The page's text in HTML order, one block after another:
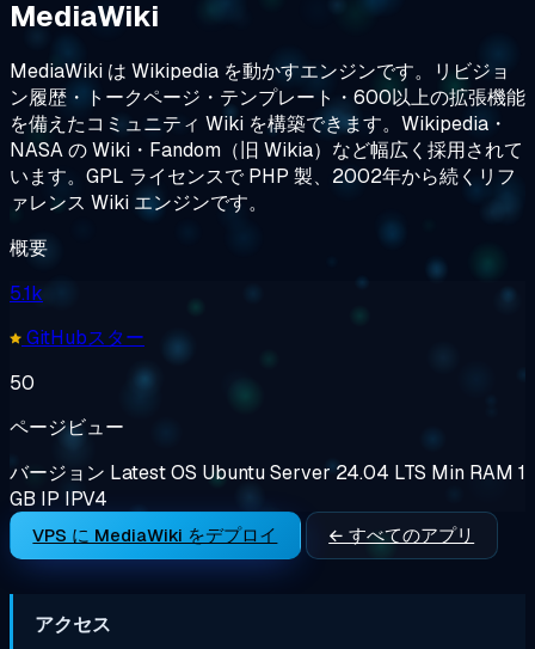
MediaWiki
MediaWiki は Wikipedia を動かすエンジンです。リビジョ
ン履歴・トークページ・テンプレート・600以上の拡張機能
を備えたコミュニティ Wiki を構築できます。Wikipedia・
NASA の Wiki・Fandom（旧 Wikia）など幅広く採用されて
います。GPL ライセンスで PHP 製、2002年から続くリフ
ァレンス Wiki エンジンです。
概要
5.1k
GitHubスター
50
ページビュー
バージョン LatestOS Ubuntu Server 24.04 LTS Min RAM 1
GB IP IPV4
VPS に MediaWiki をデプロイ ← すべてのアプリ
アクセス